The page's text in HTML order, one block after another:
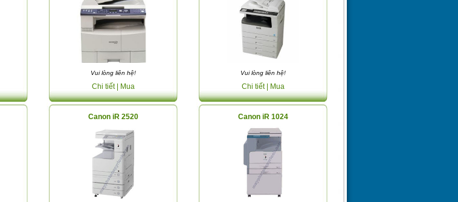
Vui lòng liên hệ!
Chi tiết | Mua
Vui lòng liên hệ!
Chi tiết | Mua
Canon iR 2520 Canon iR 1024